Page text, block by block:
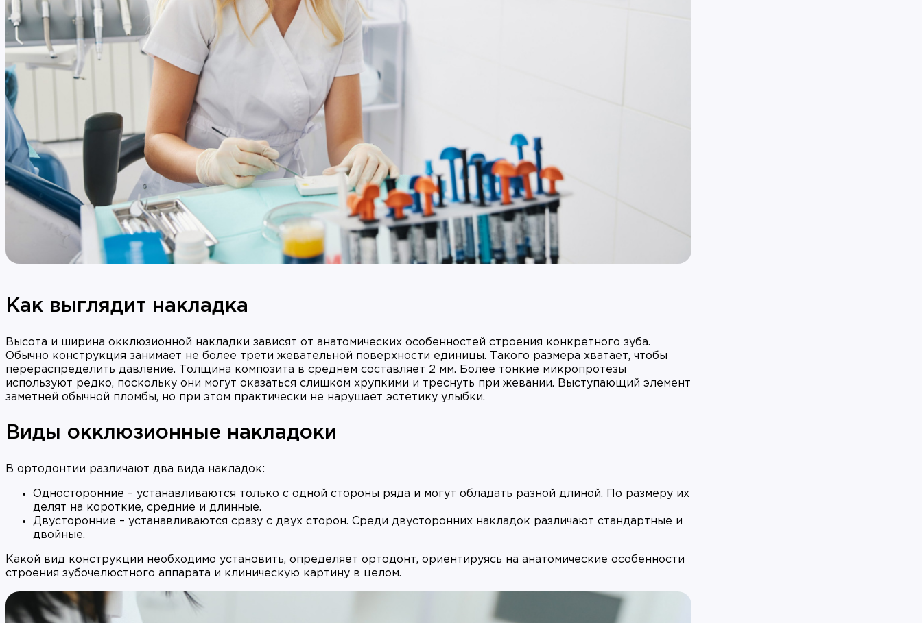
Как выглядит накладка
Высота и ширина окклюзионной накладки зависят от анатомических особенностей строения конкретного зуба.
Обычно конструкция занимает не более трети жевательной поверхности единицы. Такого размера хватает, чтобы
перераспределить давление. Толщина композита в среднем составляет 2 мм. Более тонкие микропротезы
используют редко, поскольку они могут оказаться слишком хрупкими и треснуть при жевании. Выступающий элемент
заметней обычной пломбы, но при этом практически не нарушает эстетику улыбки.
Виды окклюзионные накладоки
В ортодонтии различают два вида накладок:
Односторонние – устанавливаются только с одной стороны ряда и могут обладать разной длиной. По размеру их
делят на короткие, средние и длинные.
Двусторонние – устанавливаются сразу с двух сторон. Среди двусторонних накладок различают стандартные и
двойные.
Какой вид конструкции необходимо установить, определяет ортодонт, ориентируясь на анатомические особенности
строения зубочелюстного аппарата и клиническую картину в целом.